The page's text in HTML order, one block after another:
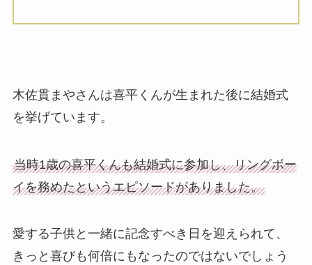
木佐貫まやさんは喜平くんが生まれた後に結婚式
を挙げています。
当時1歳の喜平くんも結婚式に参加し、リングボー
イを務めたというエピソードがありました。
愛する子供と一緒に記念すべき日を迎えられて、
きっと喜びも何倍にもなったのではないでしょう